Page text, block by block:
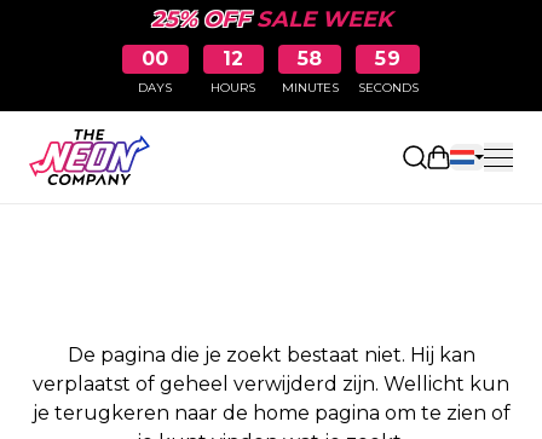
25% OFFSALE WEEK
00
DAYS
12
HOURS
58
MINUTES
59
SECONDS
PAGINA NIET
De pagina die je zoekt bestaat niet. Hij kan
verplaatst of geheel verwijderd zijn. Wellicht kun
je terugkeren naar de home pagina om te zien of